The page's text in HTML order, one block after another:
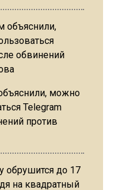
можно
Telegram
против